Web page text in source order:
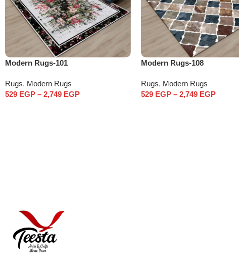
Modern Rugs-101
Rugs, Modern Rugs
529 EGP – 2,749 EGP
Modern Rugs-108
Rugs, Modern Rugs
529 EGP – 2,749 EGP